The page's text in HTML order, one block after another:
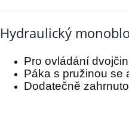
Hydraulický
Pro ovládání
Páka s pružinou se
Dodatečně